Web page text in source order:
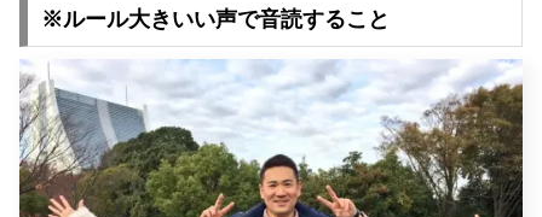
※ルール大きいい声で音読すること